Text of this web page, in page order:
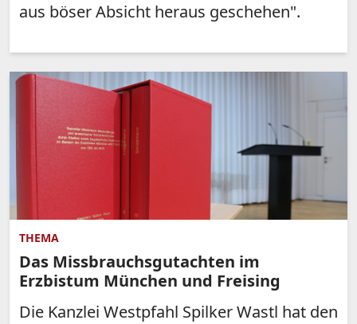
aus böser Absicht heraus geschehen".
THEMA
Das Missbrauchsgutachten im
Erzbistum München und Freising
Die Kanzlei Westpfahl Spilker Wastl hat den